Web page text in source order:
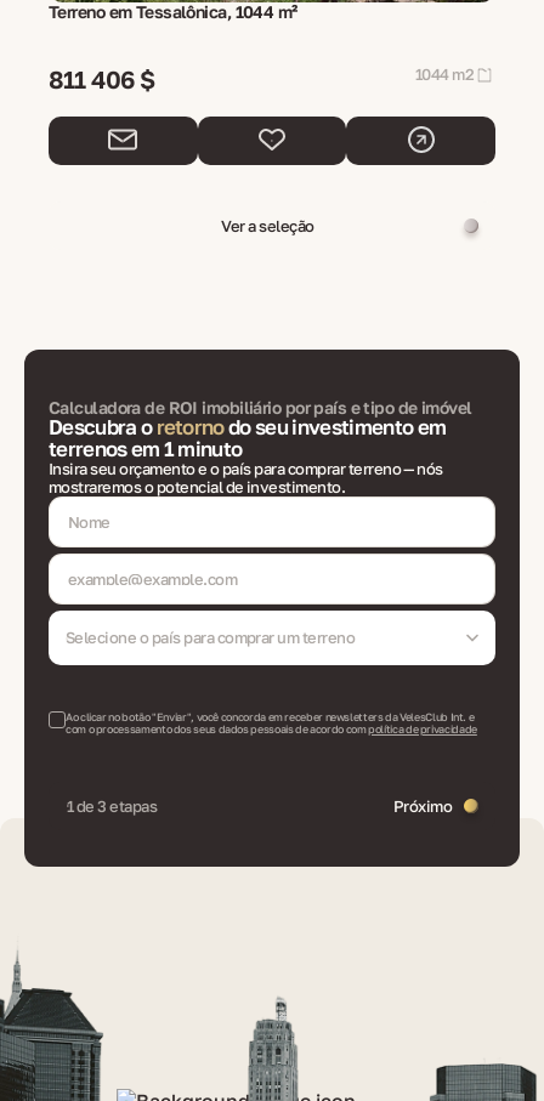
Terreno em Tessalônica, 1044 m²
811 406 $ 1044 m2
Ver a seleção
Calculadora de ROI imobiliário por país e tipo de imóvel
Descubra oretornodo seu investimento em
terrenos em 1 minuto
Insira seu orçamento e o país para comprar terreno — nós
mostraremos o potencial de investimento.
Selecione o país para comprar um terreno
Ao clicar no botão "Enviar", você concorda em receber newsletters da VelesClub Int. e
com o processamento dos seus dados pessoais de acordo compolítica de privacidade
1 de 3 etapas Próximo